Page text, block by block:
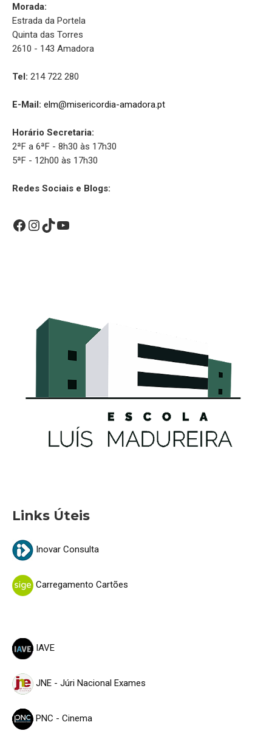
Morada:
Estrada da Portela
Quinta das Torres
2610 - 143 Amadora
Tel: 214 722 280
E-Mail: elm@misericordia-amadora.pt
Horário Secretaria:
2ªF a 6ªF - 8h30 às 17h30
5ªF - 12h00 às 17h30
Redes Sociais e Blogs:
Facebook
Instagram
TikTok
YouTube
Links Úteis
Inovar Consulta
Carregamento Cartões
IAVE
JNE - Júri Nacional Exames
PNC - Cinema